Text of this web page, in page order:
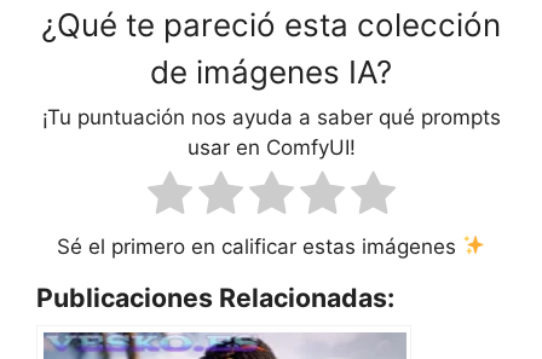
¿Qué te pareció esta colección
de imágenes IA?
¡Tu puntuación nos ayuda a saber qué prompts
usar en ComfyUI!
Sé el primero en calificar estas imágenes
Publicaciones Relacionadas: